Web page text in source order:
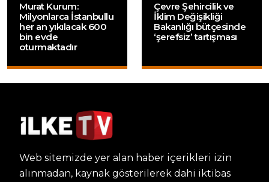
Murat Kurum:
Milyonlarca İstanbullu
her an yıkılacak 600
bin evde
oturmaktadır
Çevre Şehircilik ve
İklim Değişikliği
Bakanlığı bütçesinde
‘şerefsiz’ tartışması
Web sitemizde yer alan haber içerikleri izin
alınmadan, kaynak gösterilerek dahi iktibas